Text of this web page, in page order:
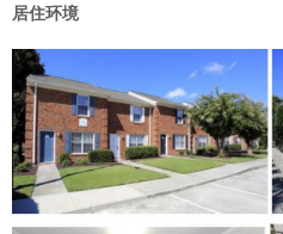
居住环境